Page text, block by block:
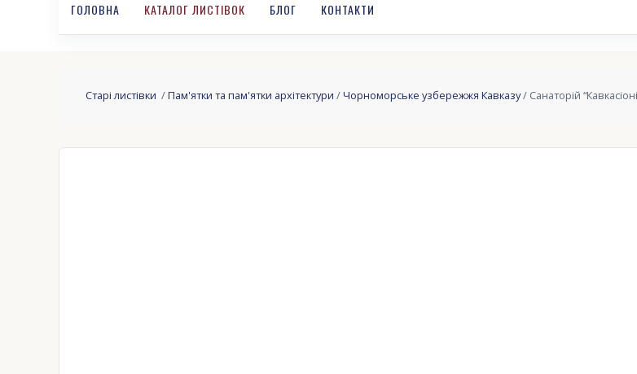
ГОЛОВНА КАТАЛОГ ЛИСТІВОК БЛОГ КОНТАКТИ
Старі листівки /Пам'ятки та пам'ятки архітектури /Чорноморське узбережжя Кавказу/ Санаторій